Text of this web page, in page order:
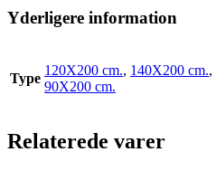
Yderligere information
Type
120X200 cm., 140X200 cm.,
90X200 cm.
Relaterede varer